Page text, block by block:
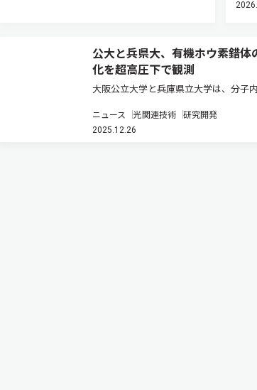
公大と兵県大、有機ホウ素錯体
化を超高圧下で観測
大阪公立大学と兵庫県立大学は、分子
る影響を調べるため、シクロファン部位
ウ素錯体pCPHとpCP-iPrの単結晶をダイ
ニュース 光関連技術 研究開発
2025.12.26